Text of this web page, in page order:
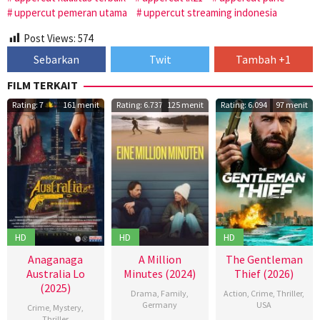
uppercut pemeran utama
uppercut streaming indonesia
Post Views: 574
Sebarkan Twit
Tambah +1
FILM TERKAIT
Rating: 7 161 menit
HD
Anaganaga
Australia Lo
(2025)
Crime, Mystery,
Rating: 6.737 125 menit
HD
A Million
Minutes (2024)
Drama, Family,
Germany
Rating: 6.094 97 menit
HD
The Gentleman
Thief (2026)
Action, Crime,Thriller,
USA